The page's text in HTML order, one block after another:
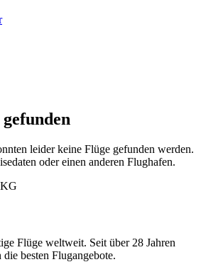
leider keine Flüge gefunden werden.
oder einen anderen Flughafen.
Flüge weltweit. Seit über 28 Jahren
besten Flugangebote.